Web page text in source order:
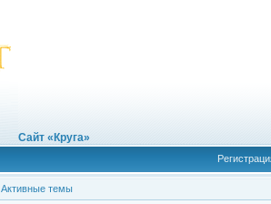
Сайт «Круга»
Активные темы